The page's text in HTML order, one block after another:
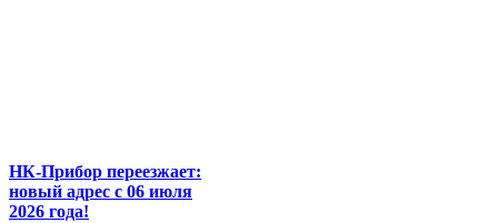
НК-Прибор переезжает:
новый адрес с 06 июля
2026 года!